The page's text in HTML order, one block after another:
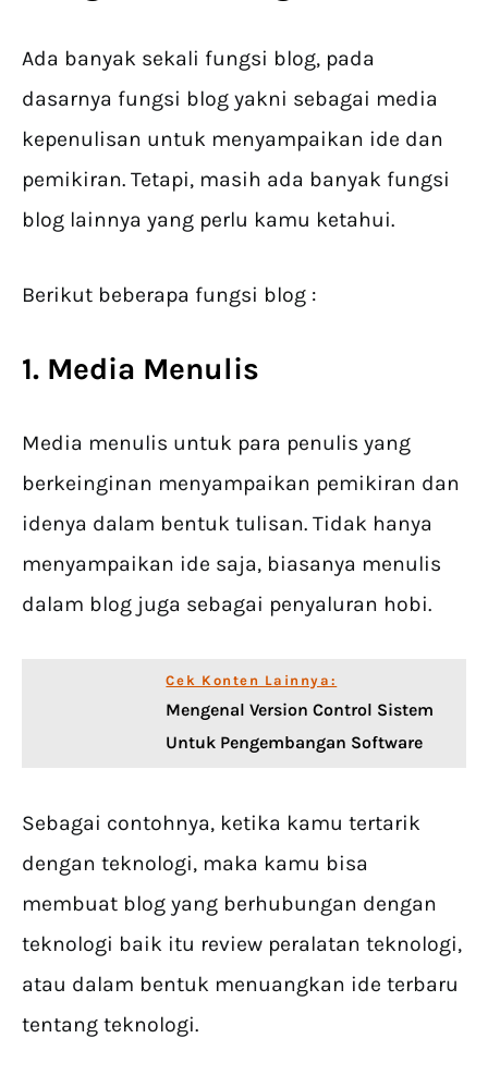
Ada banyak sekali fungsi blog, pada
dasarnya fungsi blog yakni sebagai media
kepenulisan untuk menyampaikan ide dan
pemikiran. Tetapi, masih ada banyak fungsi
blog lainnya yang perlu kamu ketahui.
Berikut beberapa fungsi blog :
1. Media Menulis
Media menulis untuk para penulis yang
berkeinginan menyampaikan pemikiran dan
idenya dalam bentuk tulisan. Tidak hanya
menyampaikan ide saja, biasanya menulis
dalam blog juga sebagai penyaluran hobi.
Cek Konten Lainnya:
Mengenal Version Control Sistem
Untuk Pengembangan Software
Sebagai contohnya, ketika kamu tertarik
dengan teknologi, maka kamu bisa
membuat blog yang berhubungan dengan
teknologi baik itu review peralatan teknologi,
atau dalam bentuk menuangkan ide terbaru
tentang teknologi.